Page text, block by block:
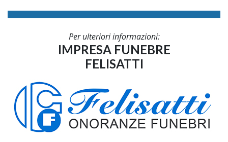
Per ulteriori informazioni:
IMPRESA FUNEBRE
FELISATTI